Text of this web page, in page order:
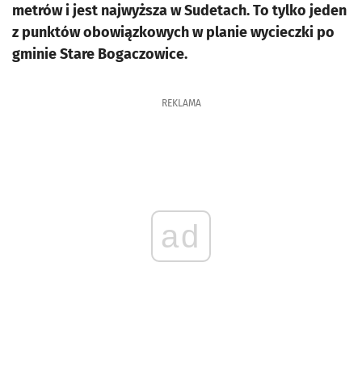
metrów i jest najwyższa w Sudetach. To tylko jeden
z punktów obowiązkowych w planie wycieczki po
gminie Stare Bogaczowice.
REKLAMA
ad